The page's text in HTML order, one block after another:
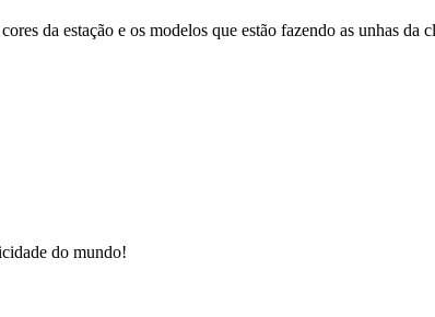
da estação e os modelos que estão fazendo as unhas da
do mundo!